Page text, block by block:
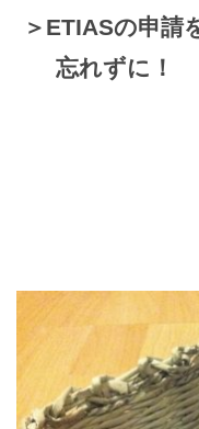
＞ETIASの申請
忘れずに！